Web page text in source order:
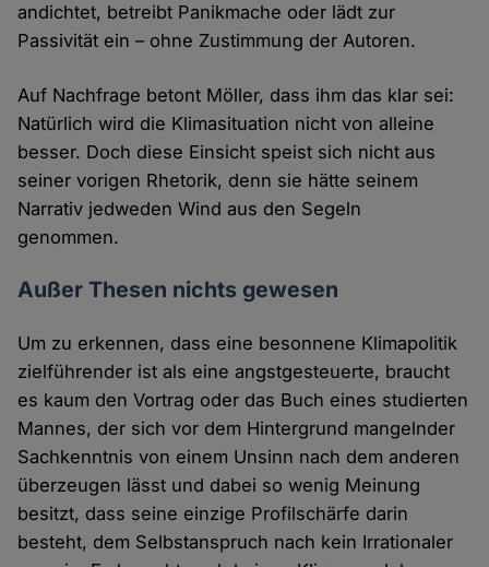
andichtet, betreibt Panikmache oder lädt zur
Passivität ein – ohne Zustimmung der Autoren.
Auf Nachfrage betont Möller, dass ihm das klar sei:
Natürlich wird die Klimasituation nicht von alleine
besser. Doch diese Einsicht speist sich nicht aus
seiner vorigen Rhetorik, denn sie hätte seinem
Narrativ jedweden Wind aus den Segeln
genommen.
Außer Thesen nichts gewesen
Um zu erkennen, dass eine besonnene Klimapolitik
zielführender ist als eine angstgesteuerte, braucht
es kaum den Vortrag oder das Buch eines studierten
Mannes, der sich vor dem Hintergrund mangelnder
Sachkenntnis von einem Unsinn nach dem anderen
überzeugen lässt und dabei so wenig Meinung
besitzt, dass seine einzige Profilschärfe darin
besteht, dem Selbstanspruch nach kein Irrationaler